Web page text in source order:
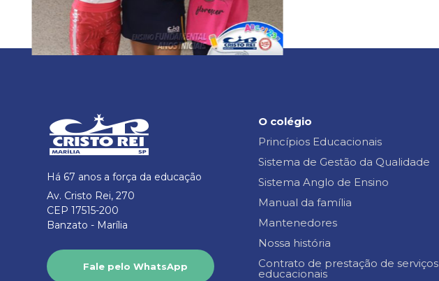
Há 67 anos a força da educação
Av. Cristo Rei, 270
CEP 17515-200
Banzato - Marília
Fale pelo WhatsApp
O colégio
Princípios Educacionais
Sistema de Gestão da Qualidade
Sistema Anglo de Ensino
Manual da família
Mantenedores
Nossa história
Contrato de prestação de serviços
educacionais